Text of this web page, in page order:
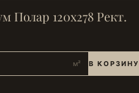
Полар 120х278 Рект.
м² В КОРЗИНУ